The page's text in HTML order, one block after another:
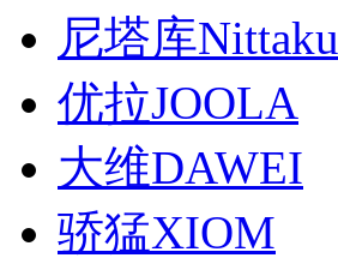
尼塔库Nittaku
优拉JOOLA
大维DAWEI
骄猛XIOM